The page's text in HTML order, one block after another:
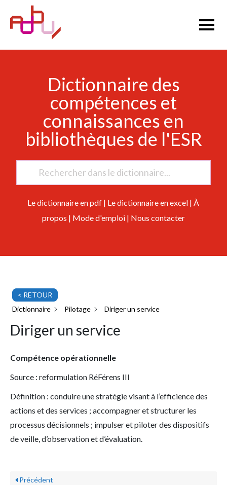
Dictionnaire des
compétences et
connaissances en
bibliothèques de l'ESR
Le dictionnaire en pdf | Le dictionnaire en excel |À
propos | Mode d'emploi| Nous contacter
< RETOUR
Dictionnaire
Pilotage Diriger un service
Diriger un service
Compétence opérationnelle
Source : reformulation RéFérens III
Définition : conduire une stratégie visant à l’efficience des
actions et des services ; accompagner et structurer les
processus décisionnels ; impulser et piloter des dispositifs
de veille, d’observation et d’évaluation.
Précédent